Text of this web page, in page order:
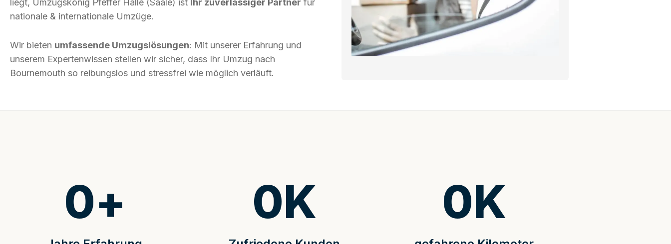
liegt, Umzugskönig Pfeffer Halle (Saale) ist Ihr zuverlässiger Partner für
nationale & internationale Umzüge.
Wir bieten umfassende Umzugslösungen: Mit unserer Erfahrung und
unserem Expertenwissen stellen wir sicher, dass Ihr Umzug nach
Bournemouth so reibungslos und stressfrei wie möglich verläuft.
0+ 0K 0K